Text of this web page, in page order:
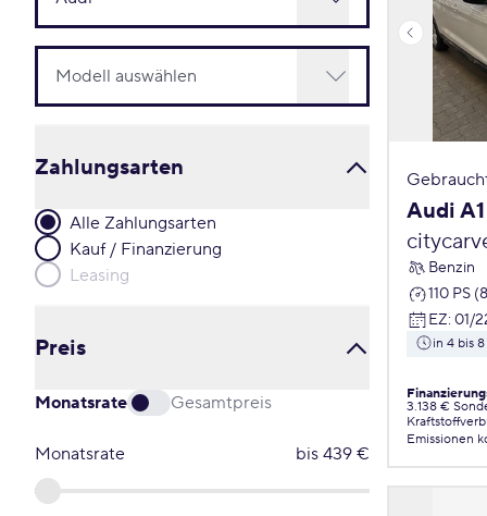
Zahlungsarten
Alle Zahlungsarten
Kauf / Finanzierung
Leasing
Preis
Monatsrate Gesamtpreis
Monatsrate bis 439 €
Audi A1
Benzin
110 PS
EZ: 01/
in 4 bis
3.138 €
Emissionen